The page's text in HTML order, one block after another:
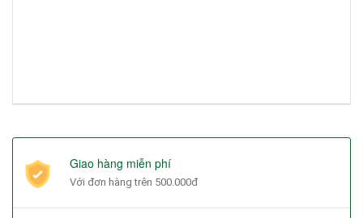
Giao hàng miễn phí
Với đơn hàng trên 500.000đ